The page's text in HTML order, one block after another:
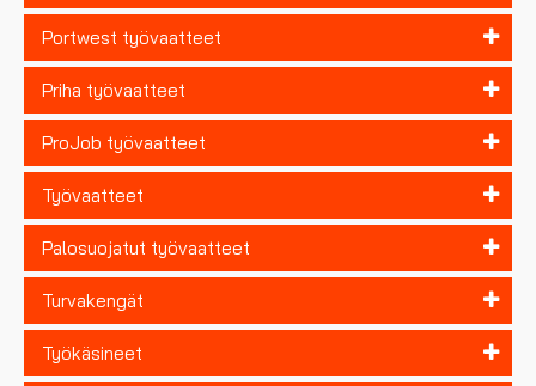
Portwest työvaatteet
Priha työvaatteet
ProJob työvaatteet
Työvaatteet
Palosuojatut työvaatteet
Turvakengät
Työkäsineet